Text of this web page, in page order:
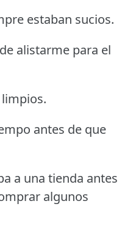
estaban sucios.
alistarme para el
antes de que
a una tienda antes
algunos